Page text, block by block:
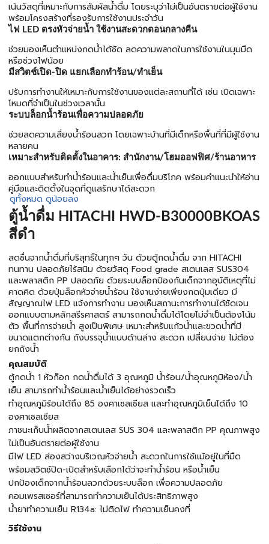
เน้นวัสดุที่เหมาะกับการสัมผัสน้ำดื่ม โดยระบุว่าไม่เป็นอันตรายต่อผู้ใช้งาน
พร้อมโครงสร้างที่รองรับการใช้งานประจำวัน
ไฟ LED ตรงหัวจ่ายน้ำ ใช้งานสะดวกตอนกลางคืน
ช่วยมองเห็นตำแหน่งกดน้ำได้ชัด ลดความพลาดในการใช้งานในมุมมืด
หรือช่วงไฟน้อย
มีสวิตช์เปิด-ปิด แยกเลือกทำร้อน/ทำเย็น
ปรับการทำงานให้เหมาะกับการใช้งานของแต่ละสถานที่ได้ เช่น เปิดเฉพาะ
โหมดที่จำเป็นในช่วงเวลานั้น
ระบบล็อกน้ำร้อนเพื่อความปลอดภัย
ช่วยลดความเสี่ยงน้ำร้อนลวก โดยเฉพาะบ้านที่มีเด็กหรือพื้นที่ที่มีผู้ใช้งาน
หลายคน
เหมาะสำหรับติดตั้งในอาคาร: สำนักงาน/โฮมออฟฟิศ/ร้านอาหาร
ออกแบบสำหรับทำน้ำร้อนและน้ำเย็นเพื่อดื่มบริโภค พร้อมคำแนะนำให้อ่าน
คู่มือและติดตั้งในจุดที่ดูแลรักษาได้สะดวก
ดูทั้งหมด ดูน้อยลง
ตู้น้ำดื่ม HITACHI HWD-B30000BKOAS
สีดำ
สดชื่นจากน้ำดื่มที่บริสุทธิ์ในทุกๆ วัน ด้วยตู้กดน้ำดื่ม จาก HITACHI
ทนทาน ปลอดภัยไร้สนิม ด้วยวัสดุ Food grade สเตนเลส SUS304
และพลาสติก PP ปลอดภัย ด้วยระบบล็อกป้องกันเด็กจากอุบัติเหตุที่ไม่
คาดคิด ด้วยปุ่มล็อกหัวจ่ายน้ำร้อน ใช้งานง่ายเพียงกดปุ่มเดียว มี
สัญญาณไฟ LED แจ้งการทำงาน มองเห็นสถานะการทำงานได้ชัดเจน
ออกแบบตามหลักสรีรศาสตร์ สามารถกดน้ำดื่มได้โดยไม่จำเป็นต้องโน้ม
ตัว พื้นที่การจ่ายน้ำ สูงเป็นพิเศษ เหมาะสำหรับแก้วน้ำและขวดน้ำที่มี
ขนาดแตกต่างกัน ถังบรรจุน้ำแบบด้านล่าง สะดวก เปลี่ยนง่าย ไม่ต้อง
ยกถังน้ำ
คุณสมบัติ
ตู้กดน้ำ 1 หัวก็อก กดน้ำดื่มได้ 3 อุณหภูมิ น้ำร้อน/น้ำอุณหภูมิห้อง/น้ำ
เย็น สามารถทำน้ำร้อนและน้ำเย็นได้อย่างรวดเร็ว
ทำอุณหภูมิร้อนได้ถึง 85 องศาเซลเซียส เเละทำอุณหภูมิเย็นได้ถึง 10
องศาเซลเซียส
ภาชนะเก็บน้ำผลิตจากสเตนเลส SUS 304 และพลาสติก PP คุณภาพสูง
ไม่เป็นอันตรายต่อผู้ใช้งาน
มีไฟ LED ส่องสว่างบริเวณหัวจ่ายน้ำ สะดวกในการใช้เเม้อยู่ในที่มืด
พร้อมสวิตช์ปิด-เปิดสำหรับเลือกได้ว่าจะทำน้ำร้อน หรือน้ำเย็น
ปกป้องเด็กจากน้ำร้อนลวกด้วยระบบล็อก เพื่อความปลอดภัย
คอมเพรสเซอร์ที่สามารถทำความเย็นได้ประสิทธิภาพสูง
น้ำยาทำความเย็น R134a: ไม่ติดไฟ ทำความเย็นคงที่
วิธีใช้งาน